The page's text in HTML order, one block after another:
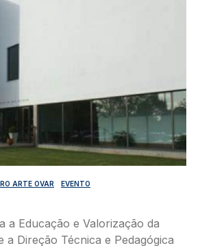
ARTE OVAR
EVENTO
a Educação e Valorização da
a Direção Técnica e Pedagógica